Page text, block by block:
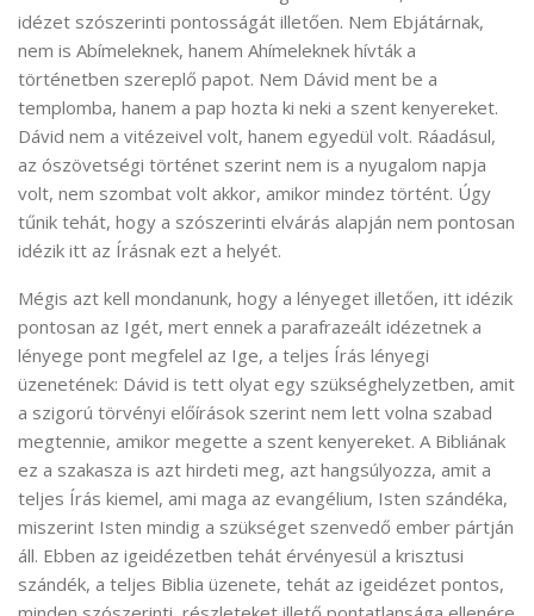
idézet szószerinti pontosságát illetően. Nem Ebjátárnak,
nem is Abímeleknek, hanem Ahímeleknek hívták a
történetben szereplő papot. Nem Dávid ment be a
templomba, hanem a pap hozta ki neki a szent kenyereket.
Dávid nem a vitézeivel volt, hanem egyedül volt. Ráadásul,
az ószövetségi történet szerint nem is a nyugalom napja
volt, nem szombat volt akkor, amikor mindez történt. Úgy
tűnik tehát, hogy a szószerinti elvárás alapján nem pontosan
idézik itt az Írásnak ezt a helyét.
Mégis azt kell mondanunk, hogy a lényeget illetően, itt idézik
pontosan az Igét, mert ennek a parafrazeált idézetnek a
lényege pont megfelel az Ige, a teljes Írás lényegi
üzenetének: Dávid is tett olyat egy szükséghelyzetben, amit
a szigorú törvényi előírások szerint nem lett volna szabad
megtennie, amikor megette a szent kenyereket. A Bibliának
ez a szakasza is azt hirdeti meg, azt hangsúlyozza, amit a
teljes Írás kiemel, ami maga az evangélium, Isten szándéka,
miszerint Isten mindig a szükséget szenvedő ember pártján
áll. Ebben az igeidézetben tehát érvényesül a krisztusi
szándék, a teljes Biblia üzenete, tehát az igeidézet pontos,